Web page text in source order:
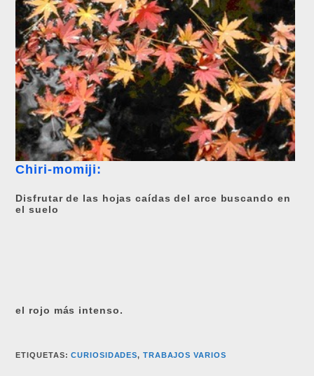
Chiri-momiji:
Disfrutar de las hojas caídas del arce buscando en
el suelo
el rojo más intenso.
ETIQUETAS:CURIOSIDADES, TRABAJOS VARIOS